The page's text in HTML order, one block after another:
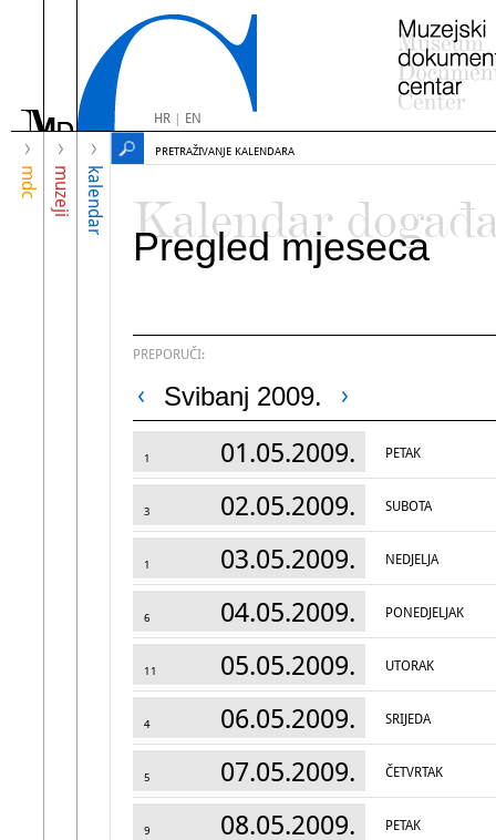
HR| EN
mdc muzeji kalendar
PRETRAŽIVANJE KALENDARA
Kalendar
Pregled mjeseca
PREPORUČI:
Svibanj 2009.
1 01.05.2009. PETAK
3 02.05.2009. SUBOTA
1 03.05.2009. NEDJELJA
6 04.05.2009. PONEDJELJAK
11 05.05.2009. UTORAK
4 06.05.2009. SRIJEDA
5 07.05.2009. ČETVRTAK
9 08.05.2009. PETAK